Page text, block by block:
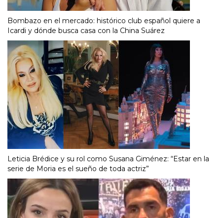
Bombazo en el mercado: histórico club español quiere a
Icardi y dónde busca casa con la China Suárez
Leticia Brédice y su rol como Susana Giménez: “Estar en la
serie de Moria es el sueño de toda actriz”